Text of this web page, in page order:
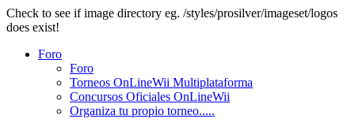
Check to see if image directory eg. /styles/prosilver/imageset/logos
does exist!
Foro
Foro
Torneos OnLineWii Multiplataforma
Concursos Oficiales OnLineWii
Organiza tu propio torneo.....